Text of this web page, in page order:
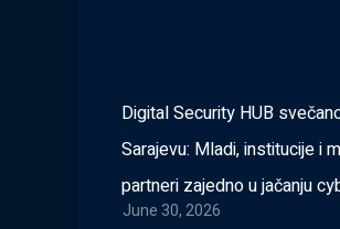
Digital Security HUB
Sarajevu: Mladi, institucije i
partneri zajedno u jačanju
June 30, 2026